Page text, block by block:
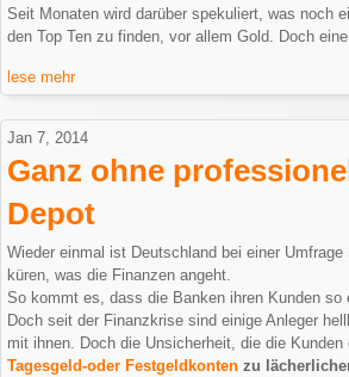
Seit Monaten wird darüber spekuliert, was noch
den Top Ten zu finden, vor allem Gold. Doch
lese mehr
Jan 7, 2014
Ganz ohne
Depot
Wieder einmal ist Deutschland bei einer
küren, was die Finanzen angeht.
So kommt es, dass die Banken ihren Kunden
Doch seit der Finanzkrise sind einige Anleger
mit ihnen. Doch die Unsicherheit, die die
Tagesgeld-oder Festgeldkonten zu